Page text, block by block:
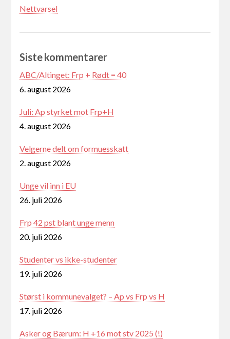
Nettvarsel
Siste kommentarer
ABC/Altinget: Frp + Rødt = 40
6. august 2026
Juli: Ap styrket mot Frp+H
4. august 2026
Velgerne delt om formuesskatt
2. august 2026
Unge vil inn i EU
26. juli 2026
Frp 42 pst blant unge menn
20. juli 2026
Studenter vs ikke-studenter
19. juli 2026
Størst i kommunevalget? – Ap vs Frp vs H
17. juli 2026
Asker og Bærum: H +16 mot stv 2025 (!)